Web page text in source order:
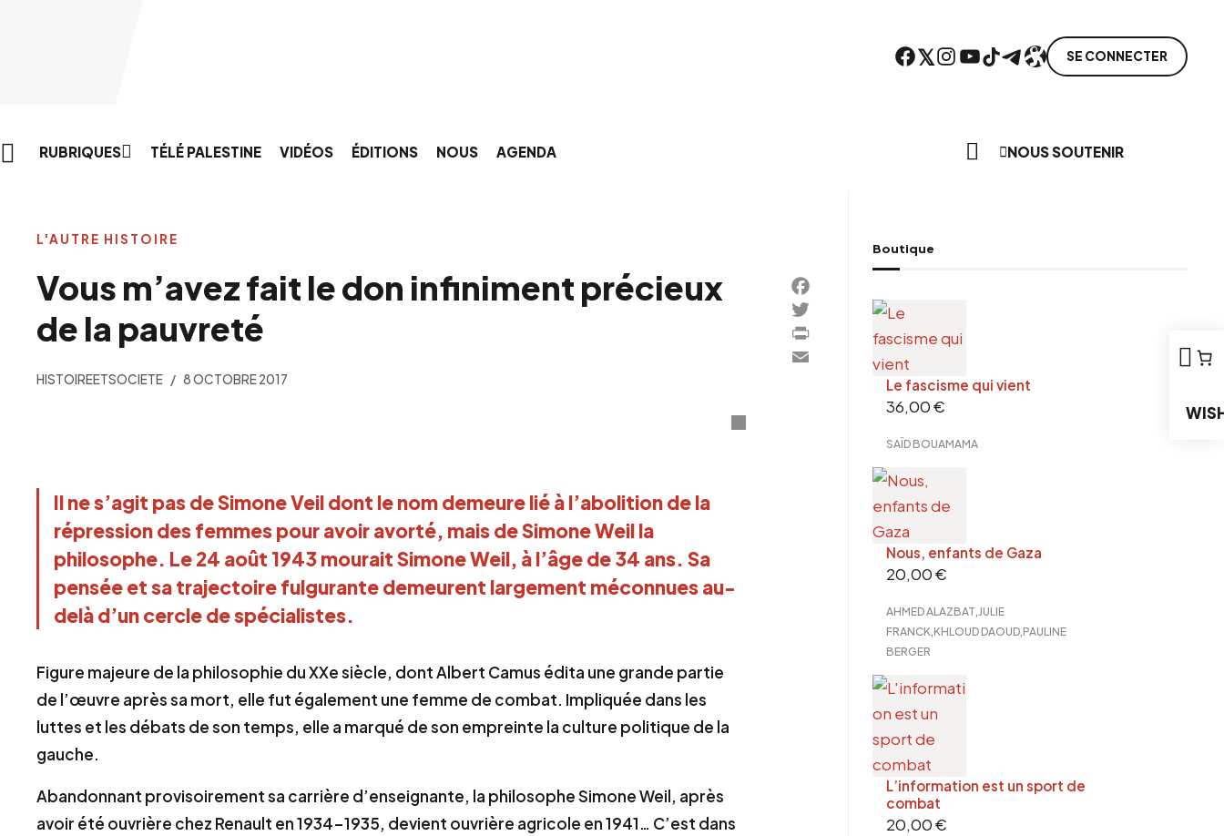
Facebook Twitter Instagram YouTube TikTok TelegramLien SE CONNECTER
RUBRIQUES TÉLÉ PALESTINE VIDÉOS ÉDITIONS NOUS AGENDA NOUS SOUTENIR
Vous m’avez fait le don infiniment précieux
de la pauvreté
HISTOIREETSOCIETE 8 OCTOBRE 2017
Il ne s’agit pas de Simone Veil dont le nom demeure lié à l’abolition de la
répression des femmes pour avoir avorté, mais de Simone Weil la
philosophe. Le 24 août 1943 mourait Simone Weil, à l’âge de 34 ans. Sa
pensée et sa trajectoire fulgurante demeurent largement méconnues au-
delà d’un cercle de spécialistes.
Figure majeure de la philosophie du XXe siècle, dont Albert Camus édita une grande partie
de l’œuvre après sa mort, elle fut également une femme de combat. Impliquée dans les
luttes et les débats de son temps, elle a marqué de son empreinte la culture politique de la
gauche.
Abandonnant provisoirement sa carrière d’enseignante, la philosophe Simone Weil, après
avoir été ouvrière chez Renault en 1934-1935, devient ouvrière agricole en 1941… C’est dans
L'AUTRE HISTOIRE
Facebook
Twitter
PrintFriendly
Email
Boutique
Le fascisme qui vient
36,00€
SAÏD BOUAMAMA
Nous, enfants de Gaza
20,00€
AHMED ALAZBAT JULIE
FRANCK KHLOUD DAOUD, PAULINE
BERGER
L’information est un sport de
combat
20,00€